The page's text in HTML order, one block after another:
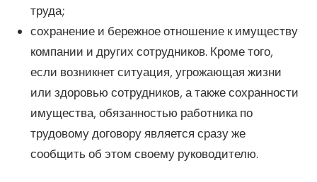
труда;
сохранение и бережное отношение к имуществу
компании и других сотрудников. Кроме того,
если возникнет ситуация, угрожающая жизни
или здоровью сотрудников, а также сохранности
имущества, обязанностью работника по
трудовому договору является сразу же
сообщить об этом своему руководителю.